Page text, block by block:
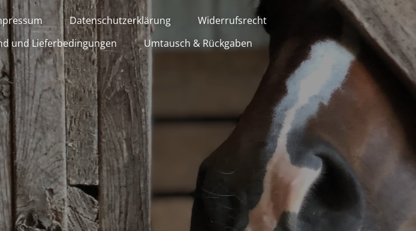
Datenschutzerklärung
Widerrufsrecht
und Lieferbedingungen
Umtausch & Rückgaben